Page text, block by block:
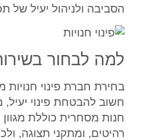
הסביבה ולניהול יעיל של
למה לבחור
בחירת חברת פינוי חנויות
חשוב להבטחת פינוי יעיל,
חנות מסחרית כוללת
רהיטים, ומתקני תצוגה,